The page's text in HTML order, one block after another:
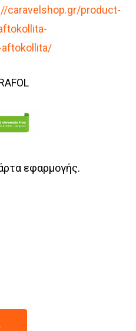
caravelshop.gr/product-
εφαρμογής.